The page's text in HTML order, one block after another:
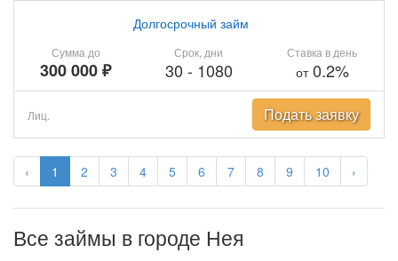
‹ 1 2 3 4 5 6 7 8 9 10 ›
Сумма до
300 000 ₽
Долгосрочный займ
Срок, дни
30 - 1080
Ставка в день
от0.2%
Лиц. Подать заявку
Все займы в городе Нея